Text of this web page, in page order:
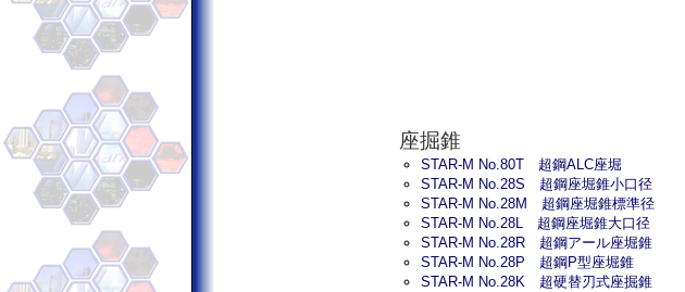
座掘錐
STAR-M No.80T 超鋼ALC座堀
STAR-M No.28S 超鋼座堀錐小口径
STAR-M No.28M 超鋼座堀錐標準径
STAR-M No.28L 超鋼座堀錐大口径
STAR-M No.28R 超鋼アール座堀錐
STAR-M No.28P 超鋼P型座堀錐
STAR-M No.28K 超硬替刃式座掘錐